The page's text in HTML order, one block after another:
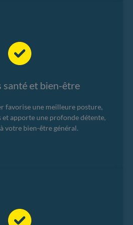
santé et bien-être
favorise une meilleure posture,
et apporte une profonde détente,
votre bien-être général.